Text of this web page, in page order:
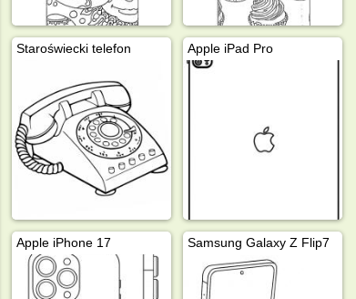
Staroświecki telefon Apple iPad Pro
Apple iPhone 17 Samsung Galaxy Z Flip7